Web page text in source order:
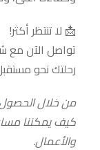
📩 لا تنتظر أكثر!
تواصل الآن مع
رحلتك نحو
من خلال
كيف يمكننا
والأعمال.